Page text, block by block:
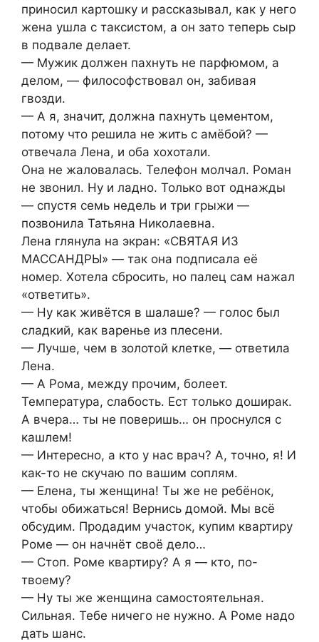
приносил картошку и рассказывал, как у него
жена ушла с таксистом, а он зато теперь сыр
в подвале делает.
— Мужик должен пахнуть не парфюмом, а
делом, — философствовал он, забивая
гвозди.
— А я, значит, должна пахнуть цементом,
потому что решила не жить с амёбой? —
отвечала Лена, и оба хохотали.
Она не жаловалась. Телефон молчал. Роман
не звонил. Ну и ладно. Только вот однажды
— спустя семь недель и три грыжи —
позвонила Татьяна Николаевна.
Лена глянула на экран: «СВЯТАЯ ИЗ
МАССАНДРЫ» — так она подписала её
номер. Хотела сбросить, но палец сам нажал
«ответить».
— Ну как живётся в шалаше? — голос был
сладкий, как варенье из плесени.
— Лучше, чем в золотой клетке, — ответила
Лена.
— А Рома, между прочим, болеет.
Температура, слабость. Ест только доширак.
А вчера… ты не поверишь… он проснулся с
кашлем!
— Интересно, а кто у нас врач? А, точно, я! И
как-то не скучаю по вашим соплям.
— Елена, ты женщина! Ты же не ребёнок,
чтобы обижаться! Вернись домой. Мы всё
обсудим. Продадим участок, купим квартиру
Роме — он начнёт своё дело…
— Стоп. Роме квартиру? А я — кто, по-
твоему?
— Ну ты же женщина самостоятельная.
Сильная. Тебе ничего не нужно. А Роме надо
дать шанс.